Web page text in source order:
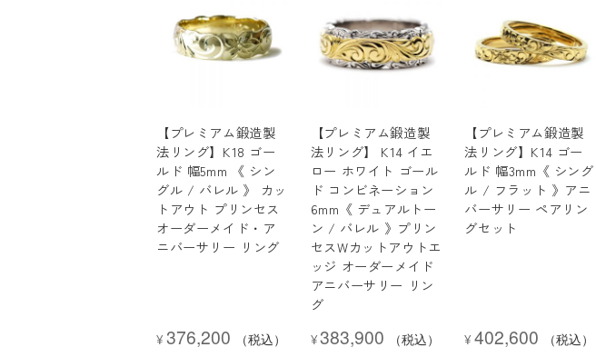
【プレミアム鍛造製
法リング】K18 ゴー
ルド 幅5mm 《 シン
グル / バレル 》 カッ
トアウト プリンセス
オーダーメイド・ア
ニバーサリー リング
¥ 376,200 （税込）
【プレミアム鍛造製
法リング】 K14 イエ
ロー ホワイト ゴール
ド コンビネーション
6mm《 デュアルトー
ン / バレル 》プリン
セスWカットアウトエ
ッジ オーダーメイド
アニバーサリー リン
グ
¥383,900 （税込）
【プレミアム鍛造製
法リング】K14 ゴー
ルド 幅3mm《 シング
ル / フラット 》アニ
バーサリー ペアリン
グセット
¥ 402,600 （税込）